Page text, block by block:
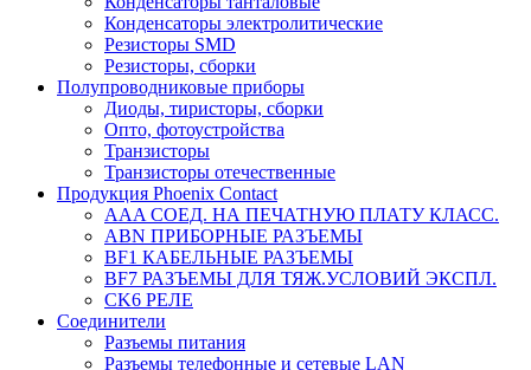
Конденсаторы электролитические
Резисторы SMD
Резисторы, сборки
Полупроводниковые приборы
Диоды, тиристоры, сборки
Опто, фотоустройства
Транзисторы
Транзисторы отечественные
Продукция Phoenix Contact
AAA СОЕД. НА ПЕЧАТНУЮ ПЛАТУ КЛАСС.
ABN ПРИБОРНЫЕ РАЗЪЕМЫ
BF1 КАБЕЛЬНЫЕ РАЗЪЕМЫ
BF7 РАЗЪЕМЫ ДЛЯ ТЯЖ.УСЛОВИЙ ЭКСПЛ.
CK6 РЕЛЕ
Соединители
Разъемы питания
Разъемы телефонные и сетевые LAN